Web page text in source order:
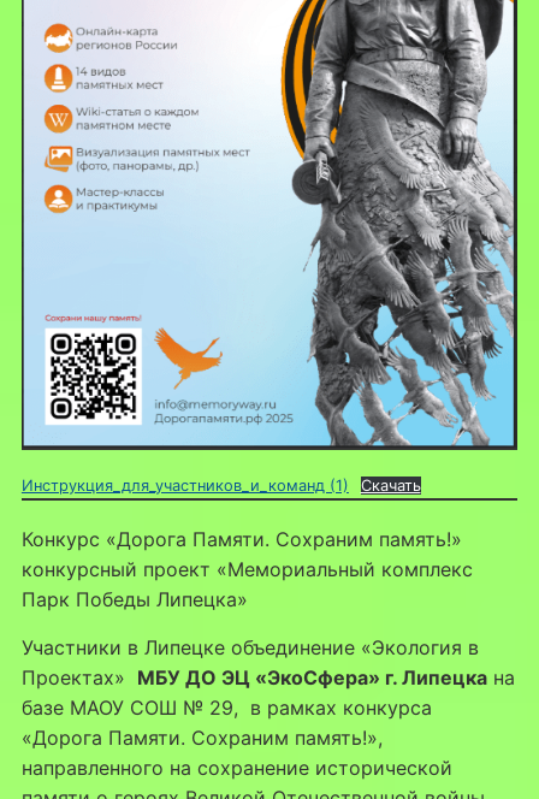
Инструкция_для_участников_и_команд (1) Скачать
Конкурс «Дорога Памяти. Сохраним память!»
конкурсный проект «Мемориальный комплекс
Парк Победы Липецка»
Участники в Липецке объединение «Экология в
Проектах» МБУ ДО ЭЦ «ЭкоСфера» г. Липецкана
базе МАОУ СОШ № 29, в рамках конкурса
«Дорога Памяти. Сохраним память!»,
направленного на сохранение исторической